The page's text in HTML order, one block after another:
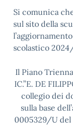
Si comunica
sul sito della
scolastico
Il Piano
IC.”E. DE
collegio dei
sulla base
0005329/U del